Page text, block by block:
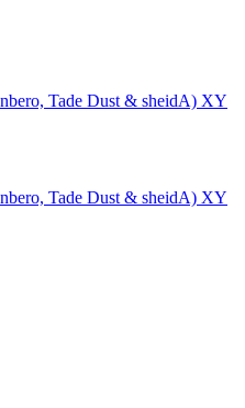
Tade Dust & sheidA) XY
Tade Dust & sheidA) XY